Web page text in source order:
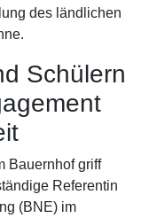
des ländlichen
Schülern
Bauernhof griff
Referentin
(BNE) im